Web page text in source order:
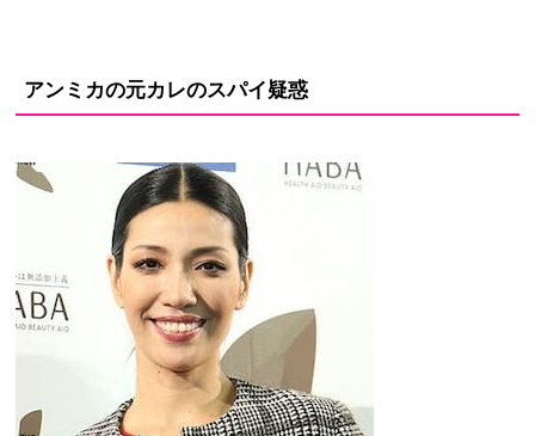
アンミカの元カレのスパイ疑惑